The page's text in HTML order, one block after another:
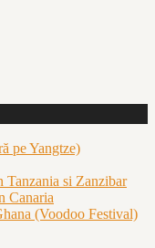
pe Yangtze)
Tanzania si Zanzibar
Canaria
(Voodoo Festival)